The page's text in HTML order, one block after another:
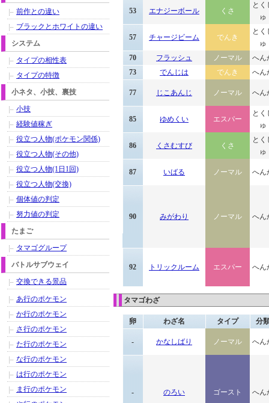
53 エナジーボール くさ
とく
ゅ
57 チャージビーム でんき
とく
ゅ
70
フラッシュ ノーマル
へん
73
でんじは でんき へん
77 じこあんじ ノーマル へん
85 ゆめくい エスパー
とく
ゅ
86 くさむすび くさ
とく
ゅ
87 いばる ノーマル へん
90 みがわり ノーマル へん
92 トリックルーム エスパー へん
タマゴわざ
卵 わざ名 タイプ 分
- かなしばり ノーマル へん
- のろい ゴースト へん
前作との違い
ブラックとホワイトの違い
システム
タイプの相性表
タイプの特徴
小ネタ、小技、裏技
小技
経験値稼ぎ
役立つ人物(ポケモン関係)
役立つ人物(その他)
役立つ人物(1日1回)
役立つ人物(交換)
個体値の判定
努力値の判定
たまご
タマゴグループ
バトルサブウェイ
交換できる景品
あ行のポケモン
か行のポケモン
さ行のポケモン
た行のポケモン
な行のポケモン
は行のポケモン
ま行のポケモン